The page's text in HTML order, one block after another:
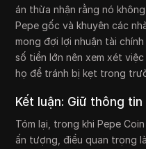
án thừa nhận rằng nó
Pepe gốc và khuyên các
mong đợi lợi nhuận tài
số tiền lớn nên xem xét
họ để tránh bị kẹt trong
Kết luận: Giữ thông
Tóm lại, trong khi Pepe
ấn tượng, điều quan trọng